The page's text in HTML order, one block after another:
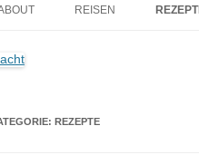
REISEN
REZEPTE